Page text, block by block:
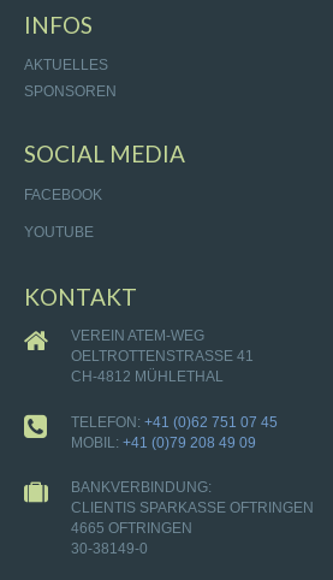
INFOS
AKTUELLES
SPONSOREN
SOCIAL MEDIA
FACEBOOK
YOUTUBE
KONTAKT
VEREIN ATEM-WEG
OELTROTTENSTRASSE 41
CH-4812 MÜHLETHAL
TELEFON: +41 (0)62 751 07 45
MOBIL: +41 (0)79 208 49 09
BANKVERBINDUNG:
CLIENTIS SPARKASSE OFTRINGEN
4665 OFTRINGEN
30-38149-0